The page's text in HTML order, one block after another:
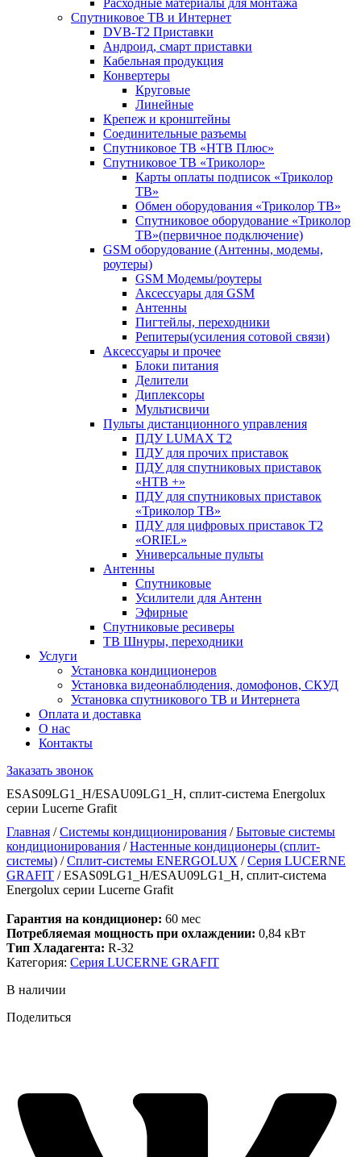
Расходные материалы для монтажа
Спутниковое ТВ и Интернет
DVB-Т2 Приставки
Андроид, смарт приставки
Кабельная продукция
Конвертеры
Круговые
Линейные
Крепеж и кронштейны
Соединительные разъемы
Спутниковое ТВ «НТВ Плюс»
Спутниковое ТВ «Триколор»
Карты оплаты подписок «Триколор
ТВ»
Обмен оборудования «Триколор ТВ»
Спутниковое оборудование «Триколор
ТВ»(первичное подключение)
GSM оборудование (Антенны, модемы,
роутеры)
GSM Модемы/роутеры
Аксессуары для GSM
Антенны
Пигтейлы, переходники
Репитеры(усиления сотовой связи)
Аксессуары и прочее
Блоки питания
Делители
Диплексоры
Мультисвичи
Пульты дистанционного управления
ПДУ LUMAX Т2
ПДУ для прочих приставок
ПДУ для спутниковых приставок
«НТВ +»
ПДУ для спутниковых приставок
«Триколор ТВ»
ПДУ для цифровых приставок Т2
«ORIEL»
Универсальные пульты
Антенны
Спутниковые
Усилители для Антенн
Эфирные
Спутниковые ресиверы
ТВ Шнуры, переходники
Услуги
Установка кондиционеров
Установка видеонаблюдения, домофонов, СКУД
Установка спутникового ТВ и Интернета
Оплата и доставка
О нас
Контакты
Заказать звонок
ESAS09LG1_H/ESAU09LG1_H, сплит-система Energolux
серии Lucerne Grafit
Главная /Системы кондиционирования /Бытовые системы
кондиционирования /Настенные кондиционеры (сплит-
системы) /Сплит-системы ENERGOLUX /Серия LUCERNE
GRAFIT / ESAS09LG1_H/ESAU09LG1_H, сплит-система
Energolux серии Lucerne Grafit
Гарантия на кондиционер: 60 мес
Потребляемая мощность при охлаждении: 0,84 кВт
Тип Хладагента: R-32
Категория: Серия LUCERNE GRAFIT
В наличии
Поделиться